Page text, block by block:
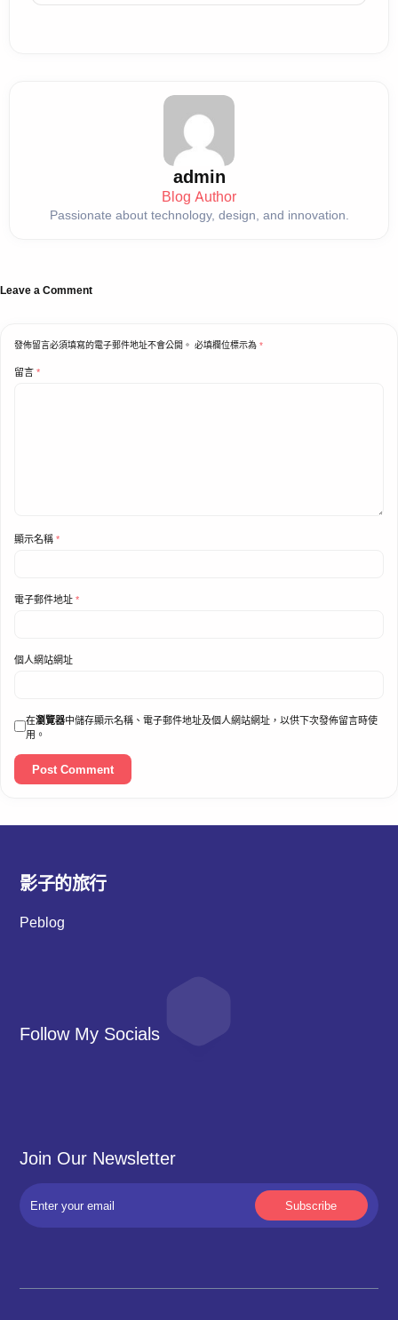
admin
Blog Author
Passionate about technology, design, and innovation.
Leave a Comment
發佈留言必須填寫的電子郵件地址不會公開。 必填欄位標示為 *
留言 *
顯示名稱 *
電子郵件地址 *
個人網站網址
在瀏覽器中儲存顯示名稱、電子郵件地址及個人網站網址，以供下次發佈留言時使
用。
影子的旅行
Peblog
Follow My Socials
Join Our Newsletter